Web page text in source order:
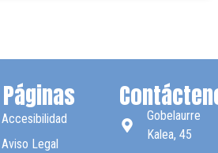
Páginas
Accesibilidad
Aviso Legal
Gobelaurre
Kalea, 45